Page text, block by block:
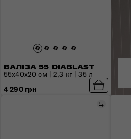
ВАЛІЗА 55 DIABLAST
55x40x20 см | 2,3 кг | 35 л
4 290 грн
Порівняти